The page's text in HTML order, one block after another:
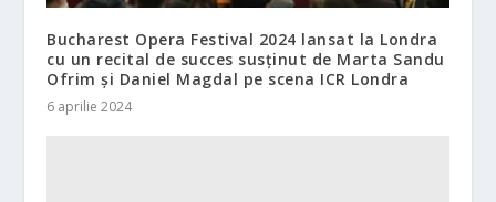
Bucharest Opera Festival 2024 lansat la Londra
cu un recital de succes susținut de Marta Sandu
Ofrim și Daniel Magdal pe scena ICR Londra
6 aprilie 2024